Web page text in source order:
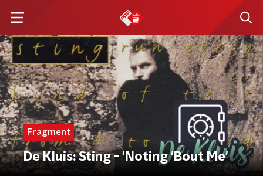
Fragment
De Kluis: Sting - 'Noting 'Bout Me'